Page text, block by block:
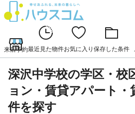
来店予約最近見た物件お気に入り 保存した条件
深沢中学校の学区・校
ョン・賃貸アパート・
件を探す